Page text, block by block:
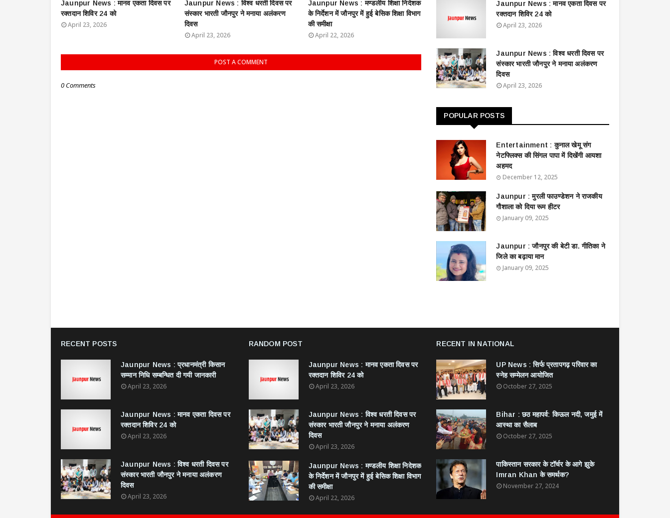
Jaunpur News : ​मानव एकता दिवस पर
रक्तदान शिविर 24 को
April 23, 2026
Jaunpur News : विश्व धरती दिवस पर
संस्कार भारती जौनपुर ने मनाया अलंकरण
दिवस
April 23, 2026
Jaunpur News : ​मण्डलीय शिक्षा निदेशक
के निर्देशन में जौनपुर में हुई बेसिक शिक्षा विभाग
की समीक्षा
April 22, 2026
POST A COMMENT
0 Comments
Jaunpur News : ​मानव एकता दिवस पर
रक्तदान शिविर 24 को
April 23, 2026
Jaunpur News : विश्व धरती दिवस पर
संस्कार भारती जौनपुर ने मनाया अलंकरण
दिवस
April 23, 2026
POPULAR POSTS
Entertainment : ​​​​कुनाल खेमू संग
नेटफ्लिक्स की सिंगल पापा में दिखेंगी आयशा
अहमद
December 12, 2025
Jaunpur : ​मुरली फाउण्डेशन ने राजकीय
गौशाला को दिया रूम हीटर
January 09, 2025
Jaunpur : ​जौनपुर की बेटी डा. गीतिका ने
जिले का बढ़ाया मान
January 09, 2025
RECENT POSTS
Jaunpur News : ​प्रधानमंत्री किसान
सम्मान निधि सम्बन्धित दी गयी जानकारी
April 23, 2026
Jaunpur News : ​मानव एकता दिवस पर
रक्तदान शिविर 24 को
April 23, 2026
Jaunpur News : विश्व धरती दिवस पर
संस्कार भारती जौनपुर ने मनाया अलंकरण
दिवस
April 23, 2026
RANDOM POST
Jaunpur News : ​मानव एकता दिवस पर
रक्तदान शिविर 24 को
April 23, 2026
Jaunpur News : विश्व धरती दिवस पर
संस्कार भारती जौनपुर ने मनाया अलंकरण
दिवस
April 23, 2026
Jaunpur News : ​मण्डलीय शिक्षा निदेशक
के निर्देशन में जौनपुर में हुई बेसिक शिक्षा विभाग
की समीक्षा
April 22, 2026
RECENT IN NATIONAL
UP News : सिर्फ प्रतापगढ़ परिवार का
स्नेह सम्मेलन आयोजित
October 27, 2025
Bihar : छठ महापर्व: किऊल नदी, जमुई में
आस्था का सैलाब
October 27, 2025
​पाकिस्तान सरकार के टॉर्चर के आगे झुके
Imran Khan के समर्थक?
November 27, 2024